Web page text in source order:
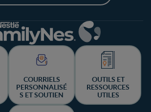
COURRIELS
PERSONNALISÉ
S ET SOUTIEN
OUTILS ET
RESSOURCES
UTILES